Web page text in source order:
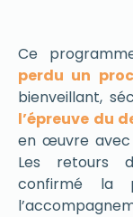
Ce
perdu un
bienveillant,
l’épreuve du
en œuvre avec
Les retours
confirmé la